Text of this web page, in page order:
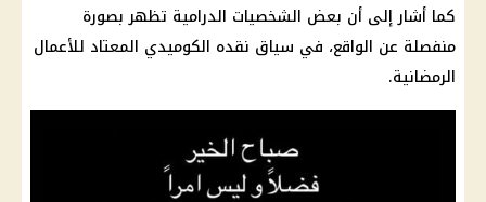
كما أشار إلى أن بعض الشخصيات الدرامية تظهر بصورة
منفصلة عن الواقع، في سياق نقده الكوميدي المعتاد للأعمال
الرمضانية.